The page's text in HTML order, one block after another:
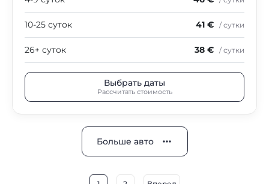
10-25 суток 41 € / сутки
26+ суток 38 € / сутки
Выбрать даты
Рассчитать стоимость
Больше авто